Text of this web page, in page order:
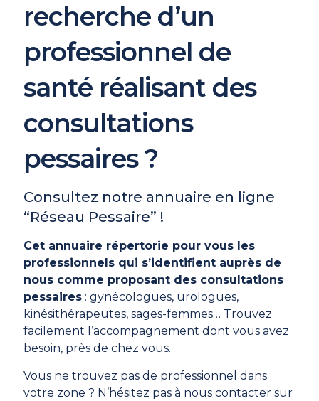
recherche d’un
professionnel de
santé réalisant des
consultations
pessaires ?
Consultez notre annuaire en ligne
“Réseau Pessaire” !
Cet annuaire répertorie pour vous les
professionnels qui s’identifient auprès de
nous comme proposant des consultations
pessaires : gynécologues, urologues,
kinésithérapeutes, sages-femmes… Trouvez
facilement l’accompagnement dont vous avez
besoin, près de chez vous.
Vous ne trouvez pas de professionnel dans
votre zone ? N’hésitez pas à nous contacter sur